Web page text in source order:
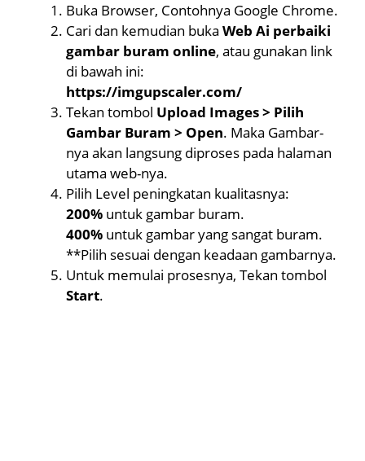
Buka Browser, Contohnya Google Chrome.
Cari dan kemudian buka Web Ai perbaiki
gambar buram online, atau gunakan link
di bawah ini:
https://imgupscaler.com/
Tekan tombol Upload Images > Pilih
Gambar Buram > Open. Maka Gambar-
nya akan langsung diproses pada halaman
utama web-nya.
Pilih Level peningkatan kualitasnya:
200% untuk gambar buram.
400% untuk gambar yang sangat buram.
**Pilih sesuai dengan keadaan gambarnya.
Untuk memulai prosesnya, Tekan tombol
Start.